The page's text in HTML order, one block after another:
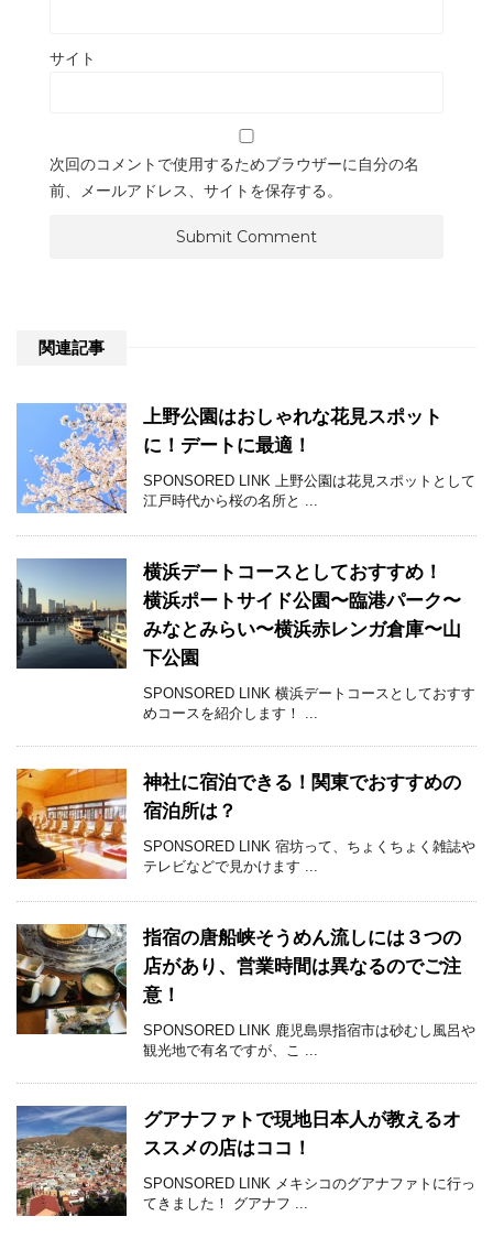
サイト
次回のコメントで使用するためブラウザーに自分の名
前、メールアドレス、サイトを保存する。
関連記事
上野公園はおしゃれな花見スポット
に！デートに最適！
SPONSORED LINK 上野公園は花見スポットとして
江戸時代から桜の名所と ...
横浜デートコースとしておすすめ！
横浜ポートサイド公園〜臨港パーク〜
みなとみらい〜横浜赤レンガ倉庫〜山
下公園
SPONSORED LINK 横浜デートコースとしておすす
めコースを紹介します！ ...
神社に宿泊できる！関東でおすすめの
宿泊所は？
SPONSORED LINK 宿坊って、ちょくちょく雑誌や
テレビなどで見かけます ...
指宿の唐船峡そうめん流しには３つの
店があり、営業時間は異なるのでご注
意！
SPONSORED LINK 鹿児島県指宿市は砂むし風呂や
観光地で有名ですが、こ ...
グアナファトで現地日本人が教えるオ
ススメの店はココ！
SPONSORED LINK メキシコのグアナファトに行っ
てきました！ グアナフ ...